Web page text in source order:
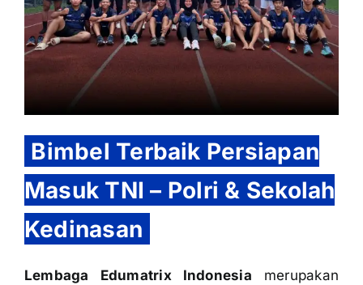
Bimbel Terbaik Persiapan
Masuk TNI – Polri & Sekolah
Kedinasan
Lembaga Edumatrix Indonesia merupakan